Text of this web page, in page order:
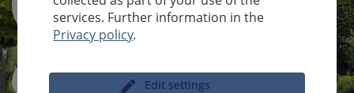
Sucheingabe
services. Further information in the
Privacy policy.
Edit settings